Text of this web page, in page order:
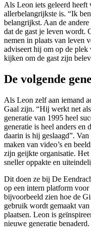
Als Leon iets geleerd heeft
allerbelangrijkste is. “Ik
belangrijkst. Aan de
dat de gast je leven wordt.
nemen in plaats van leven
adviseert hij om op de plek
kijken om de gast zijn
De volgende
Als Leon zelf aan iemand
Gaal zijn. “Hij werkt net
generatie van 1995 heel
generatie is heel anders en
daarin is hij geslaagd”. Van
maken van video’s en
zijn geijkte organisatie.
sneller oppakte en
Dit doen ze bij De
op een intern platform
bijvoorbeeld zien hoe de
gebruik wordt gemaakt
plaatsen. Leon is
nieuwe generatie benaderd.